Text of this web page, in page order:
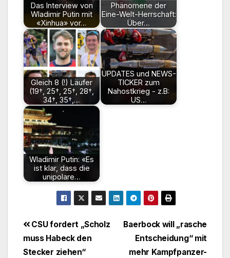
Das Interview von
Wladimir Putin mit
«Xinhua» vor…
Phänomene der
Eine-Welt-Herrschaft:
Über…
Gleich 8 (!) Läufer
(19†, 25†, 25†, 28†,
34†, 35†,…
UPDATES und NEWS-
TICKER zum
Nahostkrieg - z.B:
US…
Wladimir Putin: «Es
ist klar, dass die
unipolare…
Beitragsnavigation
Baerbock will „rasche
Entscheidung“ mit
mehr Kampfpanzer-
CSU fordert „Scholz
muss Habeck den
Stecker ziehen“